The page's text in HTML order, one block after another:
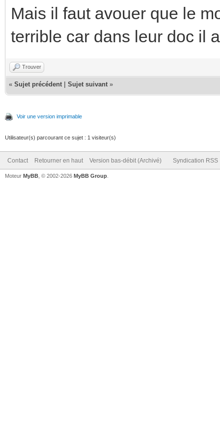
Mais il faut avouer que le
terrible car dans leur doc il
Trouver
« Sujet précédent Sujet suivant »
Voir une version imprimable
Utilisateur(s) parcourant ce sujet : 1 visiteur(s)
Contact Retourner en haut Version bas-débit (Archivé) Syndication RSS
Moteur MyBB , © 2002-2026 MyBB Group